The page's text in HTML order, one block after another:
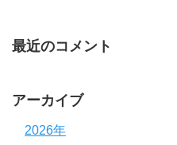
最近のコメント
アーカイブ
2026年